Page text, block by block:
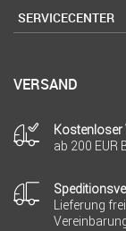
SERVICECENTER
VERSAND
Kostenloser
ab 200 EUR
Lieferung